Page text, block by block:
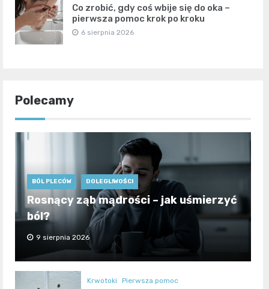
Co zrobić, gdy coś wbije się do oka –
pierwsza pomoc krok po kroku
6 sierpnia 2026
Polecamy
BÓL PLECÓW DOLEGLIWOŚCI
Rosnący ząb mądrości – jak uśmierzyć
ból?
9 sierpnia 2026
Krwotoki Pierwsza pomoc